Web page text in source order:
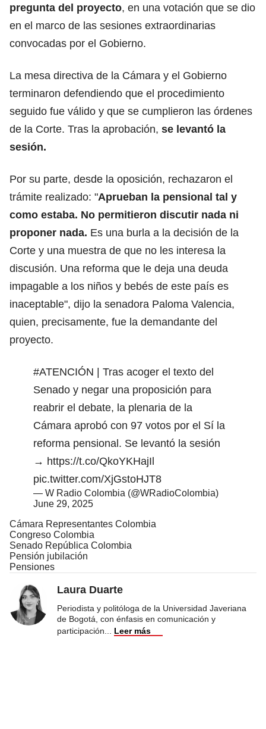
pregunta del proyecto, en una votación que se dio
en el marco de las sesiones extraordinarias
convocadas por el Gobierno.
La mesa directiva de la Cámara y el Gobierno
terminaron defendiendo que el procedimiento
seguido fue válido y que se cumplieron las órdenes
de la Corte. Tras la aprobación, se levantó la
sesión.
Por su parte, desde la oposición, rechazaron el
trámite realizado: "Aprueban la pensional tal y
como estaba. No permitieron discutir nada ni
proponer nada. Es una burla a la decisión de la
Corte y una muestra de que no les interesa la
discusión. Una reforma que le deja una deuda
impagable a los niños y bebés de este país es
inaceptable", dijo la senadora Paloma Valencia,
quien, precisamente, fue la demandante del
proyecto.
#ATENCIÓN | Tras acoger el texto del
Senado y negar una proposición para
reabrir el debate, la plenaria de la
Cámara aprobó con 97 votos por el Sí la
reforma pensional. Se levantó la sesión
→ https://t.co/QkoYKHajIl
pic.twitter.com/XjGstoHJT8
— W Radio Colombia (@WRadioColombia)
June 29, 2025
Cámara Representantes Colombia
Congreso Colombia
Senado República Colombia
Pensión jubilación
Pensiones
Laura Duarte
Periodista y politóloga de la Universidad Javeriana
de Bogotá, con énfasis en comunicación y
participación
Leer más